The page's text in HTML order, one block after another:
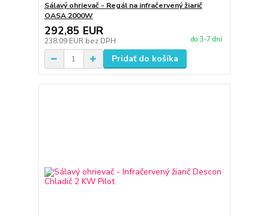
Sálavý ohrievač - Regál na infračervený žiarič
OASA 2000W
292,85 EUR
238,09 EUR bez DPH do 3-7 dní
Pridať do košíka